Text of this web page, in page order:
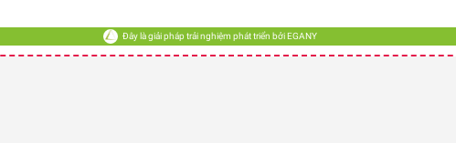
Đây là giải pháp trải nghiệm phát triển bởi EGANY